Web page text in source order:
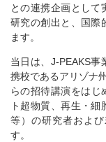
との連携企画として
研究の創出と、国際
ます。
当日は、J-PEAKS
携校であるアリゾナ
らの招待講演をはじ
ト超物質、再生・
等）の研究者およ
す。